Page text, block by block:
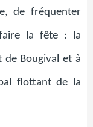
de fréquenter
faire la fête : la
de Bougival et à
flottant de la